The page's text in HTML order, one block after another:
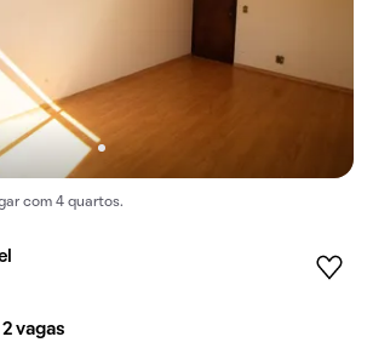
com 4 quartos.
2 vagas